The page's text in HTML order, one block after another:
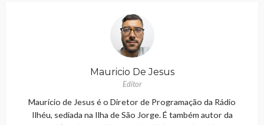
Mauricio De Jesus
Editor
Maurício de Jesus é o Diretor de Programação da Rádio
Ilhéu, sediada na Ilha de São Jorge. É também autor da